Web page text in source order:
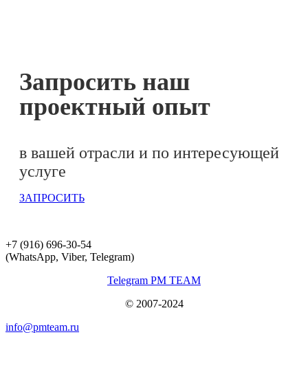
Запросить наш
проектный опыт
в вашей отрасли и по интересующей
услуге
ЗАПРОСИТЬ
+7 (916) 696-30-54
(WhatsApp, Viber, Telegram)
Telegram PM TEAM
© 2007-2024
info@pmteam.ru